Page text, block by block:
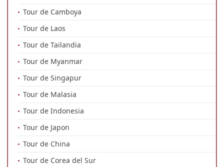
Tour de Camboya
Tour de Laos
Tour de Tailandia
Tour de Myanmar
Tour de Singapur
Tour de Malasia
Tour de Indonesia
Tour de Japon
Tour de China
Tour de Corea del Sur